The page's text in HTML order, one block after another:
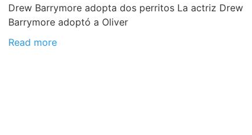
Drew Barrymore adopta dos perritos La actriz Drew
Barrymore adoptó a Oliver
Read more